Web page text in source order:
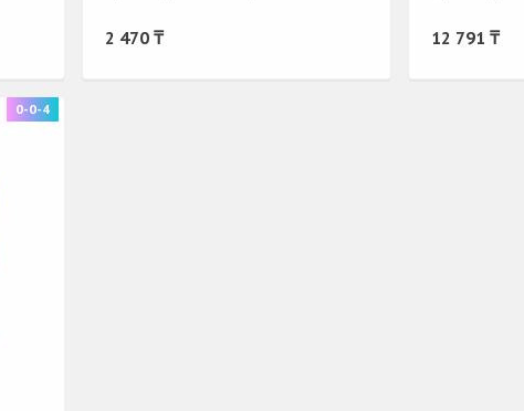
2 470 ₸ 12 791 ₸
0-0-4